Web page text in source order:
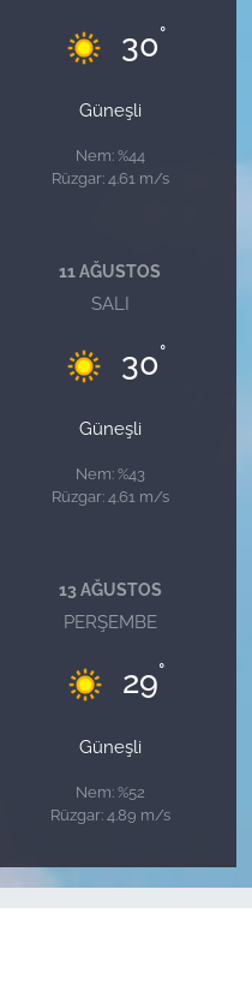
30°
Güneşli
Nem: %44
Rüzgar: 4.61 m/s
11 AĞUSTOS
SALI
30°
Güneşli
Nem: %43
Rüzgar: 4.61 m/s
13 AĞUSTOS
PERŞEMBE
29°
Güneşli
Nem: %52
Rüzgar: 4.89 m/s